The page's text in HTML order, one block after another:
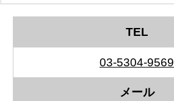
TEL
03-5304-9569
メール